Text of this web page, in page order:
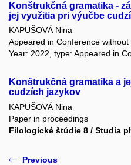
Konštrukčná gramatika -
jej využitia pri výučbe
KAPUŠOVÁ Nina
Appeared in Conference
Year: 2022, type: Appeared in
Konštrukčná gramatika a
cudzích jazykov
KAPUŠOVÁ Nina
Paper in proceedings
Filologické štúdie 8 / Studia
Previous